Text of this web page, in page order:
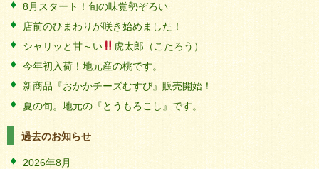
8月スタート！旬の味覚勢ぞろい
店前のひまわりが咲き始めました！
シャリッと甘～い
虎太郎（こたろう）
今年初入荷！地元産の桃です。
新商品『おかかチーズむすび』販売開始！
夏の旬。地元の『とうもろこし』です。
過去のお知らせ
2026年8月